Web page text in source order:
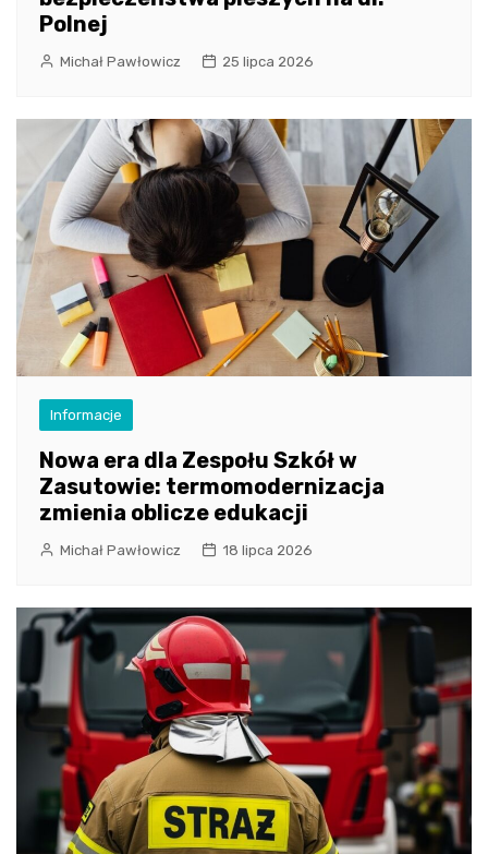
Polnej
Michał Pawłowicz 25 lipca 2026
Informacje
Nowa era dla Zespołu Szkół w
Zasutowie: termomodernizacja
zmienia oblicze edukacji
Michał Pawłowicz 18 lipca 2026